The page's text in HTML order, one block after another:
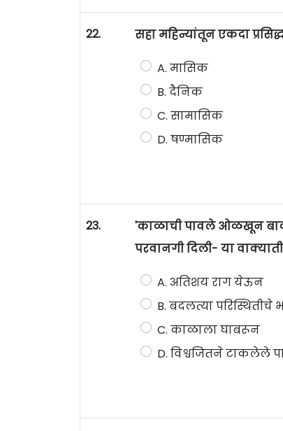
22. सहा महिन्यांतून एकदा
A. मासिक
B. दैनिक
C. सामासिक
D. षण्मासिक
23.
'काळाची पावले ओळखून
परवानगी दिली- या
A. अतिशय राग येऊन
B. बदलत्या
C. काळाला घाबरून
D. विश्वजितने टाकलेले